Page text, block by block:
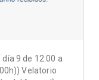
9 de 12:00 a
Velatorio